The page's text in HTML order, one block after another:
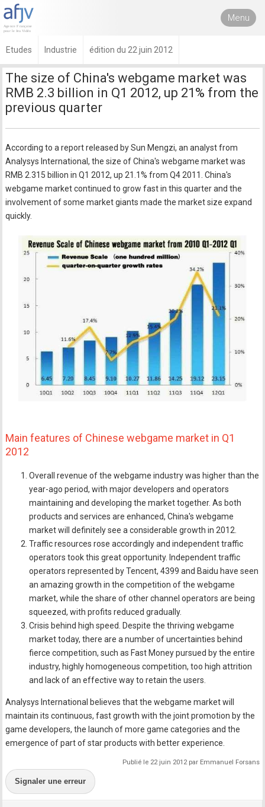
Menu
Etudes Industrie édition du 22 juin 2012
The size of China's webgame market was
RMB 2.3 billion in Q1 2012, up 21% from the
previous quarter
According to a report released by Sun Mengzi, an analyst from
Analysys International, the size of China's webgame market was
RMB 2.315 billion in Q1 2012, up 21.1% from Q4 2011. China's
webgame market continued to grow fast in this quarter and the
involvement of some market giants made the market size expand
quickly.
Main features of Chinese webgame market in Q1
2012
Overall revenue of the webgame industry was higher than the
year-ago period, with major developers and operators
maintaining and developing the market together. As both
products and services are enhanced, China's webgame
market will definitely see a considerable growth in 2012.
Traffic resources rose accordingly and independent traffic
operators took this great opportunity. Independent traffic
operators represented by Tencent, 4399 and Baidu have seen
an amazing growth in the competition of the webgame
market, while the share of other channel operators are being
squeezed, with profits reduced gradually.
Crisis behind high speed. Despite the thriving webgame
market today, there are a number of uncertainties behind
fierce competition, such as Fast Money pursued by the entire
industry, highly homogeneous competition, too high attrition
and lack of an effective way to retain the users.
Analysys International believes that the webgame market will
maintain its continuous, fast growth with the joint promotion by the
game developers, the launch of more game categories and the
emergence of part of star products with better experience.
Publié le 22 juin 2012 par Emmanuel Forsans
Signaler une erreur